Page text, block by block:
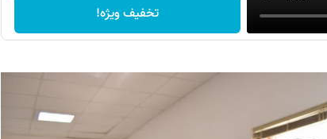
تخفیف ویژه!